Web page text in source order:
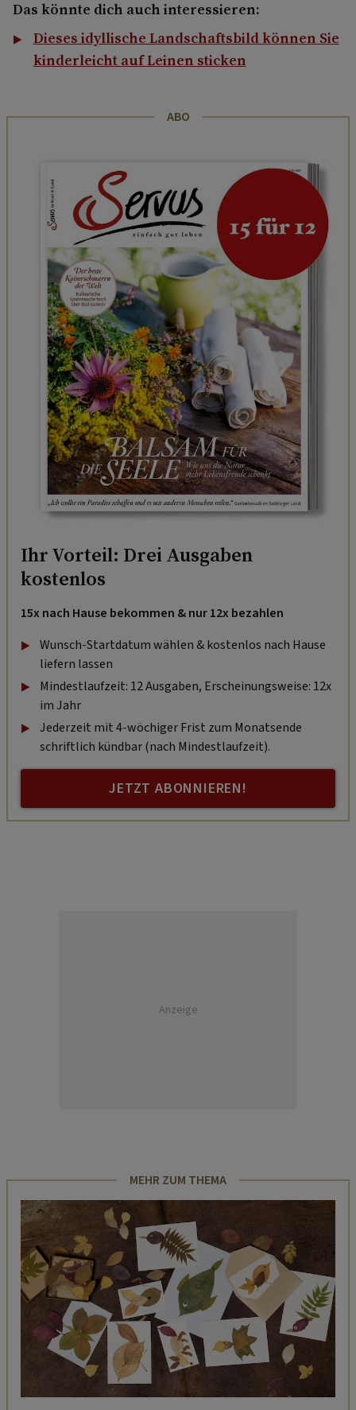
Das könnte dich auch interessieren:
Dieses idyllische Landschaftsbild können Sie
kinderleicht auf Leinen sticken
ABO
Ihr Vorteil: Drei Ausgaben
kostenlos
15x nach Hause bekommen & nur 12x bezahlen
Wunsch-Startdatum wählen & kostenlos nach Hause
liefern lassen
Mindestlaufzeit: 12 Ausgaben, Erscheinungsweise: 12x
im Jahr
Jederzeit mit 4-wöchiger Frist zum Monatsende
schriftlich kündbar (nach Mindestlaufzeit).
JETZT ABONNIEREN!
Anzeige
MEHR ZUM THEMA